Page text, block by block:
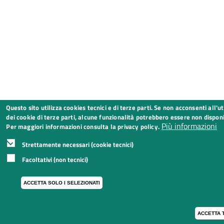
Questo sito utilizza cookies tecnici e di terze parti. Se non acconsenti
dei cookie di terze parti, alcune funzionalità potrebbero essere non
Per maggiori informazioni consulta la privacy policy. Più informazioni
Strettamente necessari (cookie tecnici)
Facoltativi (non tecnici)
ACCETTA SOLO I SELEZIONATI
ACCETTA